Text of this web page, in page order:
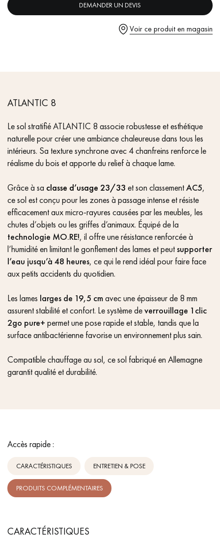
Demandez un rendez-vous personnalisé
DEMANDER UN DEVIS
Voir ce produit en magasin
ATLANTIC 8
Le sol stratifié ATLANTIC 8 associe robustesse et esthétique
naturelle pour créer une ambiance chaleureuse dans tous les
intérieurs. Sa texture synchrone avec 4 chanfreins renforce le
réalisme du bois et apporte du relief à chaque lame.
Grâce à sa classe d’usage 23/33 et son classementAC5,
ce sol est conçu pour les zones à passage intense et résiste
efficacement aux micro-rayures causées par les meubles, les
chutes d’objets ou les griffes d’animaux. Équipé de la
technologie MO.RE!, il offre une résistance renforcée à
l’humidité en limitant le gonflement des lames et peutsupporter
l’eau jusqu’à 48 heures, ce qui le rend idéal pour faire face
aux petits accidents du quotidien.
Les lames larges de 19,5 cmavec une épaisseur de 8 mm
assurent stabilité et confort. Le système deverrouillage 1clic
2go pure+ permet une pose rapide et stable, tandis que la
surface antibactérienne favorise un environnement plus sain.
Compatible chauffage au sol, ce sol fabriqué en Allemagne
garantit qualité et durabilité.
Accès rapide :
CARACTÉRISTIQUES ENTRETIEN & POSE
PRODUITS COMPLÉMENTAIRES
CARACTÉRISTIQUES